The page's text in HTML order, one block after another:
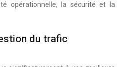
opérationnelle, la sécurité et la
du trafic